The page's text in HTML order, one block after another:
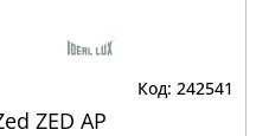
242541
ZED AP